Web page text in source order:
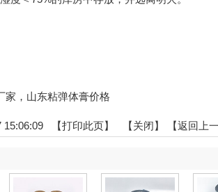
家，山东粘弹体膏价格
15:06:09 【打印此页】 【关闭】 【返回上